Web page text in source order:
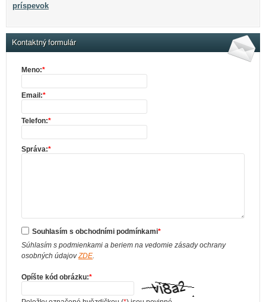
príspevok
Kontaktný formulár
Meno:*
Email:*
Telefon:*
Správa:*
Souhlasím s obchodními podmínkami*
Súhlasím s podmienkami a beriem na vedomie zásady ochrany
osobných údajovZDE.
Opíšte kód obrázku:*